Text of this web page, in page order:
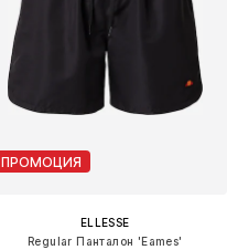
ПРОМОЦИЯ
ELLESSE
Regular Панталон 'Eames'